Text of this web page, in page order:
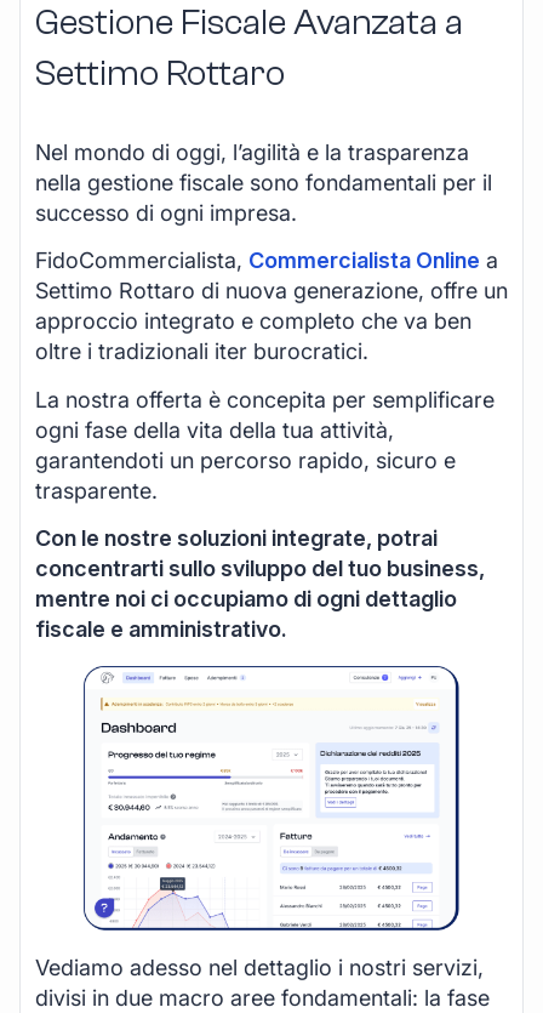
Gestione Fiscale Avanzata a
Settimo Rottaro
Nel mondo di oggi, l’agilità e la trasparenza
nella gestione fiscale sono fondamentali per il
successo di ogni impresa.
FidoCommercialista, Commercialista Online a
Settimo Rottaro di nuova generazione, offre un
approccio integrato e completo che va ben
oltre i tradizionali iter burocratici.
La nostra offerta è concepita per semplificare
ogni fase della vita della tua attività,
garantendoti un percorso rapido, sicuro e
trasparente.
Con le nostre soluzioni integrate, potrai
concentrarti sullo sviluppo del tuo business,
mentre noi ci occupiamo di ogni dettaglio
fiscale e amministrativo.
Vediamo adesso nel dettaglio i nostri servizi,
divisi in due macro aree fondamentali: la fase